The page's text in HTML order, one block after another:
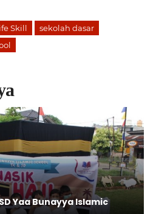
Skill
sekolah dasar
Yaa Bunayya Islamic